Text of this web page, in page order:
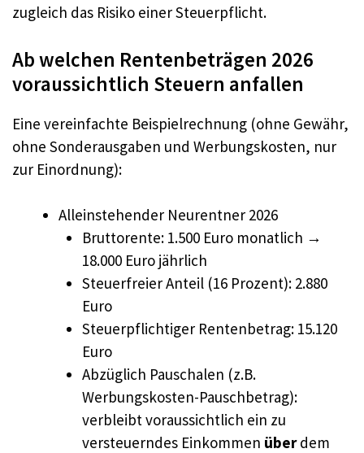
zugleich das Risiko einer Steuerpflicht.
Ab welchen Rentenbeträgen 2026
voraussichtlich Steuern anfallen
Eine vereinfachte Beispielrechnung (ohne Gewähr,
ohne Sonderausgaben und Werbungskosten, nur
zur Einordnung):
Alleinstehender Neurentner 2026
Bruttorente: 1.500 Euro monatlich →
18.000 Euro jährlich
Steuerfreier Anteil (16 Prozent): 2.880
Euro
Steuerpflichtiger Rentenbetrag: 15.120
Euro
Abzüglich Pauschalen (z.B.
Werbungskosten-Pauschbetrag):
verbleibt voraussichtlich ein zu
versteuerndes Einkommen überdem